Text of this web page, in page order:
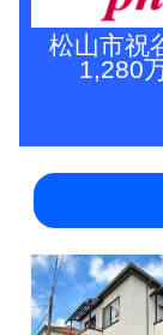
松山市祝
1,280